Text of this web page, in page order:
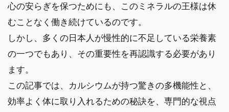
心の安らぎを保つためにも、このミネラルの王様は休
むことなく働き続けているのです。
しかし、多くの日本人が慢性的に不足している栄養素
の一つでもあり、その重要性を再認識する必要があり
ます。
この記事では、カルシウムが持つ驚きの多機能性と、
効率よく体に取り入れるための秘訣を、専門的な視点